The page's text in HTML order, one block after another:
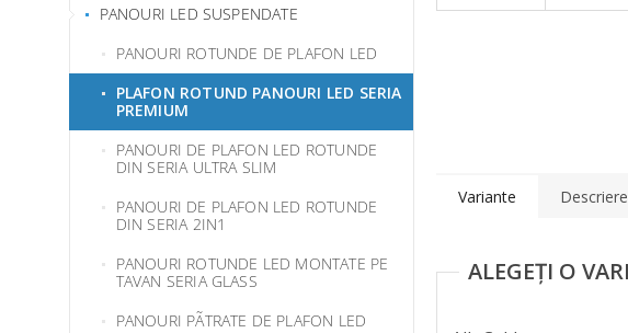
PANOURI LED SUSPENDATE
PANOURI ROTUNDE DE PLAFON LED
PLAFON ROTUND PANOURI LED SERIA
PREMIUM
PANOURI DE PLAFON LED ROTUNDE
DIN SERIA ULTRA SLIM
PANOURI DE PLAFON LED ROTUNDE
DIN SERIA 2IN1
PANOURI ROTUNDE LED MONTATE PE
TAVAN SERIA GLASS
PANOURI PÃTRATE DE PLAFON LED
Variante Descriere